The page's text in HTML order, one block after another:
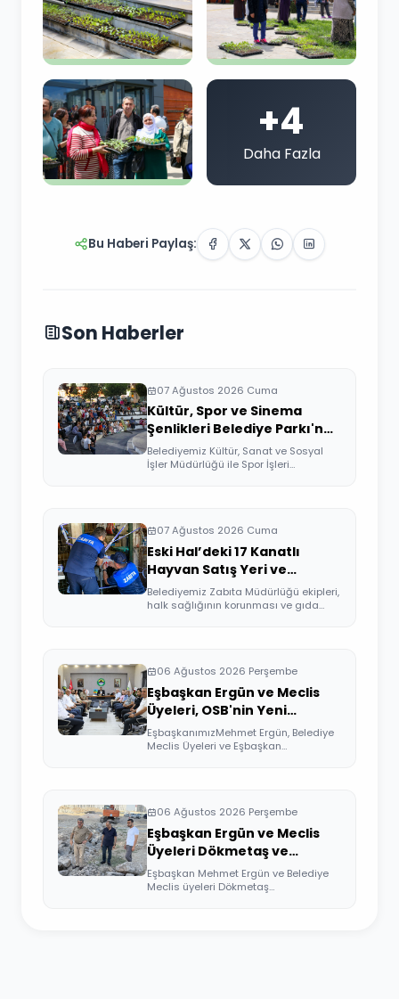
+4
Daha Fazla
Bu Haberi Paylaş:
Son Haberler
07 Ağustos 2026 Cuma
Kültür, Spor ve Sinema
Şenlikleri Belediye Parkı'nda
Devam Etti
Belediyemiz Kültür, Sanat ve Sosyal
İşler Müdürlüğü ile Spor İşleri
07 Ağustos 2026 Cuma
Eski Hal’deki 17 Kanatlı
Hayvan Satış Yeri ve
Kesimhane Mühürlendi
Belediyemiz Zabıta Müdürlüğü ekipleri,
halk sağlığının korunması ve gıda
06 Ağustos 2026 Perşembe
Eşbaşkan Ergün ve Meclis
Üyeleri, OSB'nin Yeni
Yönetimini Ziyaret Etti
EşbaşkanımızMehmet Ergün, Belediye
Meclis Üyeleri ve Eşbaşkan
06 Ağustos 2026 Perşembe
Eşbaşkan Ergün ve Meclis
Üyeleri Dökmetaş ve
Üçkuyular Mahallelerini
Ziyaret Etti
Eşbaşkan Mehmet Ergün ve Belediye
Meclis üyeleri Dökmetaş